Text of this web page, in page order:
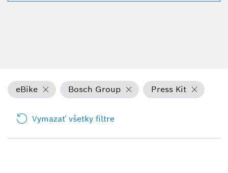
eBike Bosch Group Press Kit
Vymazať všetky filtre